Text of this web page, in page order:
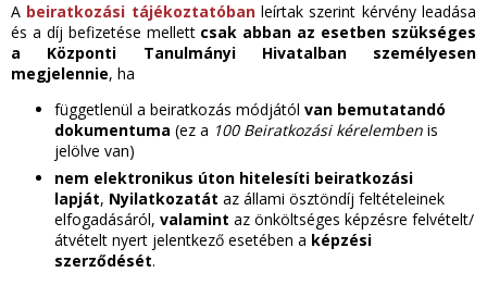
A beiratkozási tájékoztatóban leírtak szerint kérvény leadása
és a díj befizetése mellett csak abban az esetben szükséges
a Központi Tanulmányi Hivatalban személyesen
megjelennie, ha
függetlenül a beiratkozás módjától van bemutatandó
dokumentuma (ez a 100 Beiratkozási kérelemben is
jelölve van)
nem elektronikus úton hitelesíti beiratkozási
lapját, Nyilatkozatát az állami ösztöndíj feltételeinek
elfogadásáról, valamint az önköltséges képzésre felvételt/
átvételt nyert jelentkező esetében a képzési
szerződését.